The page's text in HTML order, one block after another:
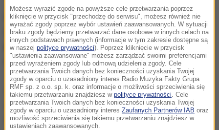
Chodzi o wyrok sądu z 21 czerwca, kiedy za
złamanie sądowego zakazu prowadzenia
pojazdów mechanicznych "Diablo" dostał wyrok 5
miesięcy więzienia.
Skazany Krzysztof W. nie stawił się dobrowolnie do
odbycia kary do zakładu karnego- poinformowała
sekcja prasowa. Dodała, że obrońca boksera złożył
Możesz wyrazić zgodę na powyższe cele przetwarzania poprzez
kliknięcie w przycisk "przechodzę do serwisu", możesz również nie
wyrażać zgody poprzez wybór ustawień zaawansowanych. W sytuacji
braku zgody będziemy przetwarzać dane osobowe w innych celach na
innych podstawach prawnych (informacje w tym zakresie dostępne są
w naszej polityce prywatności). Poprzez kliknięcie w przycisk
"ustawienia zaawansowane" możesz zarządzać swoimi preferencjami
przed wyrażeniem zgody lub odmową udzielenia zgody. Cele
przetwarzania Twoich danych bez konieczności uzyskania Twojej
zgody w oparciu o uzasadniony interes Radio Muzyka Fakty Grupa
RMF sp. z o.o. sp. k. oraz informacje o możliwości sprzeciwienia się
takiemu przetwarzaniu znajdziesz w polityce prywatności . Cele
przetwarzania Twoich danych bez konieczności uzyskania Twojej
zgody w oparciu o uzasadniony interes Zaufanych Partnerów IAB oraz
możliwość sprzeciwienia się takiemu przetwarzaniu znajdziesz w
ustawieniach zaawansowanych.